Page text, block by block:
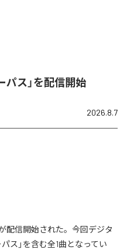
パス」を配信開始
2026.8.7
配信開始された。今回デジタ
ス」を含む全1曲となってい